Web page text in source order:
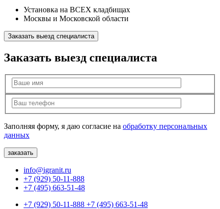
Установка на ВСЕХ кладбищах
Москвы и Московской области
Заказать выезд специалиста
Заказать выезд специалиста
Заполняя форму, я даю согласие на обработку персональных
данных
info@igranit.ru
+7 (929) 50-11-888
+7 (495) 663-51-48
+7 (929) 50-11-888 +7 (495) 663-51-48